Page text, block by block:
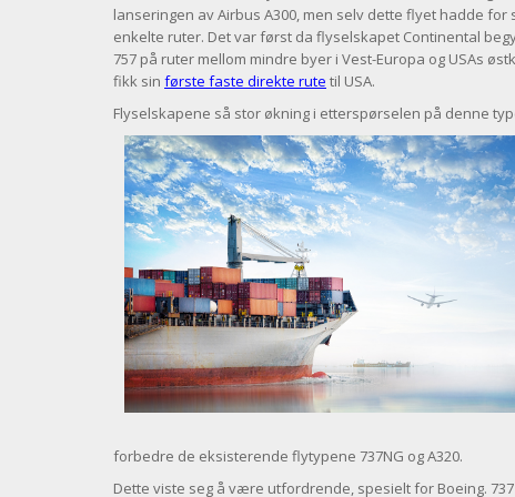
lanseringen av Airbus A300, men selv dette flyet hadde
enkelte ruter. Det var først da flyselskapet Continental
757 på ruter mellom mindre byer i Vest-Europa og USAs
fikk sin første faste direkte rute til USA.
Flyselskapene så stor økning i etterspørselen på denne
forbedre de eksisterende flytypene 737NG og A320.
Dette viste seg å være utfordrende, spesielt for Boeing.